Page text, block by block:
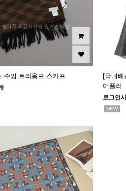
수입 트리옹프 스카프
[국내
머플러
로그인
NEW